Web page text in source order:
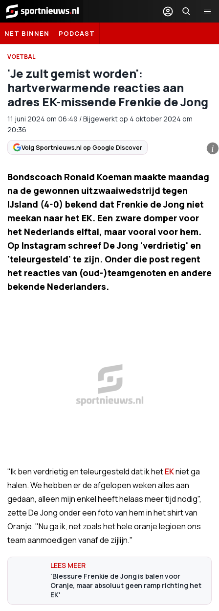
Sportnieuws.nl
NET BINNEN PODCAST
VOETBAL
'Je zult gemist worden':
hartverwarmende reacties aan
adres EK-missende Frenkie de Jong
11 juni 2024 om 06:49 /Bijgewerkt op 4 oktober 2024 om
20:36
Volg Sportnieuws.nl op Google Discover i
Bondscoach Ronald Koeman maakte maandag
na de gewonnen uitzwaaiwedstrijd tegen
IJsland (4-0) bekend dat Frenkie de Jong niet
meekan naar het EK. Een zware domper voor
het Nederlands elftal, maar vooral voor hem.
Op Instagram schreef De Jong 'verdrietig' en
'teleurgesteld' te zijn. Onder die post regent
het reacties van (oud-)teamgenoten en andere
bekende Nederlanders.
"Ik ben verdrietig en teleurgesteld dat ik hetEKniet ga
halen. We hebben er de afgelopen weken alles aan
gedaan, alleen mijn enkel heeft helaas meer tijd nodig",
zette De Jong onder een foto van hem in het shirt van
Oranje. "Nu ga ik, net zoals het hele oranje legioen ons
team aanmoedigen vanaf de zijlijn."
'Blessure Frenkie de Jong is balen voor
Oranje, maar absoluut geen ramp richting het
EK'